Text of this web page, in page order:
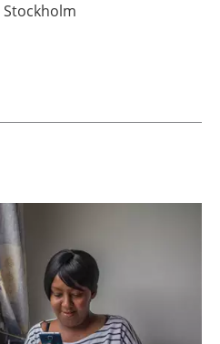
Stockholm